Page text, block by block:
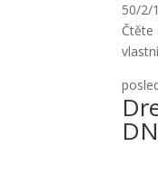
50/2/
Čtěte